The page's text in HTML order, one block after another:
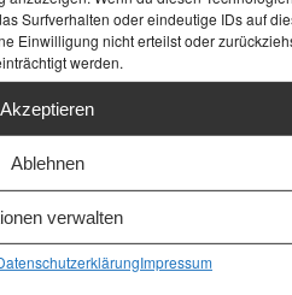
Surfverhalten oder eindeutige IDs auf
Einwilligung nicht erteilst oder
werden.
Akzeptieren
Ablehnen
verwalten
Impressum